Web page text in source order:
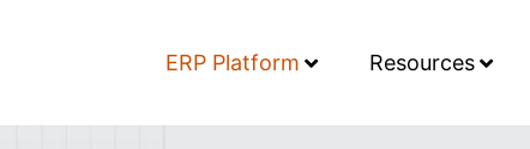
ERP Platform Resources